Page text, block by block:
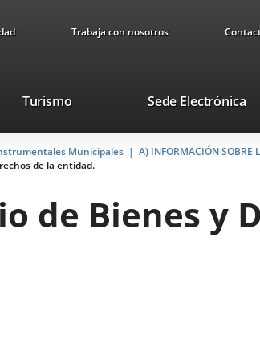
Trabaja con nosotros
TurismoThis
will
open
in
pop-
up
Sede Electrónica
Municipales A) INFORMACIÓN SOBRE
de la entidad.
de Bienes y